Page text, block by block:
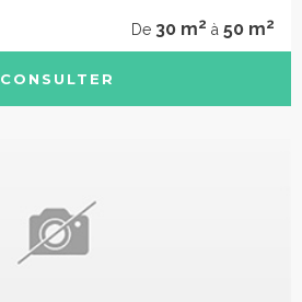
De 30 m2 à 50 m2
CONSULTER